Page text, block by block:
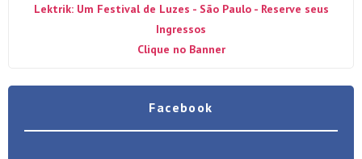
Lektrik: Um Festival de Luzes - São Paulo - Reserve seus
Ingressos
Clique no Banner
Facebook